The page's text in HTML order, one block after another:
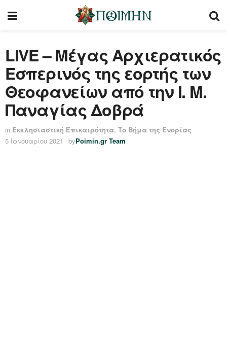
LIVE – Μέγας Αρχιερατικός
Εσπερινός της εορτής των
Θεοφανείων από την Ι. Μ.
Παναγίας Δοβρά
in Εκκλησιαστική Επικαιρότητα, Το Βήμα της Ενορίας
5 Ιανουαρίου 2021
byPoimin.gr Team